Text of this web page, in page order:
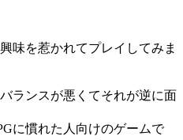
味を惹かれてプレイしてみま
ランスが悪くてそれが逆に面
に慣れた人向けのゲームで